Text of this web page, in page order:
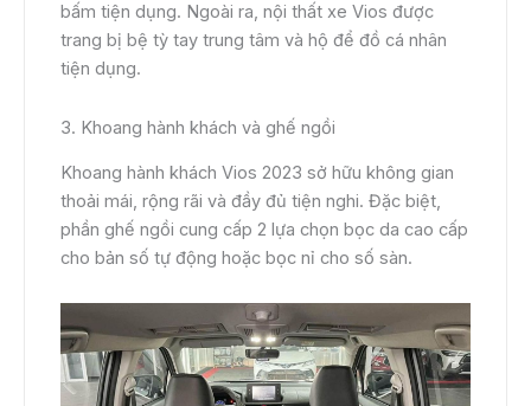
bấm tiện dụng. Ngoài ra, nội thất xe Vios được
trang bị bệ tỳ tay trung tâm và hộ để đồ cá nhân
tiện dụng.
3. Khoang hành khách và ghế ngồi
Khoang hành khách Vios 2023 sở hữu không gian
thoải mái, rộng rãi và đầy đủ tiện nghi. Đặc biệt,
phần ghế ngồi cung cấp 2 lựa chọn bọc da cao cấp
cho bản số tự động hoặc bọc nỉ cho số sàn.